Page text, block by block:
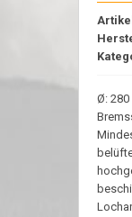
Ø: 280